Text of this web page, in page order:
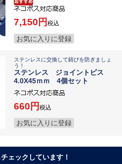
7,150 税込
お気に入りに登録
ステンレスに交換して錆びを防ぎましょ
う！
ステンレス ジョイントビス
4.0X45ｍｍ 4個セット
660 税込
お気に入りに登録
ェックしています！